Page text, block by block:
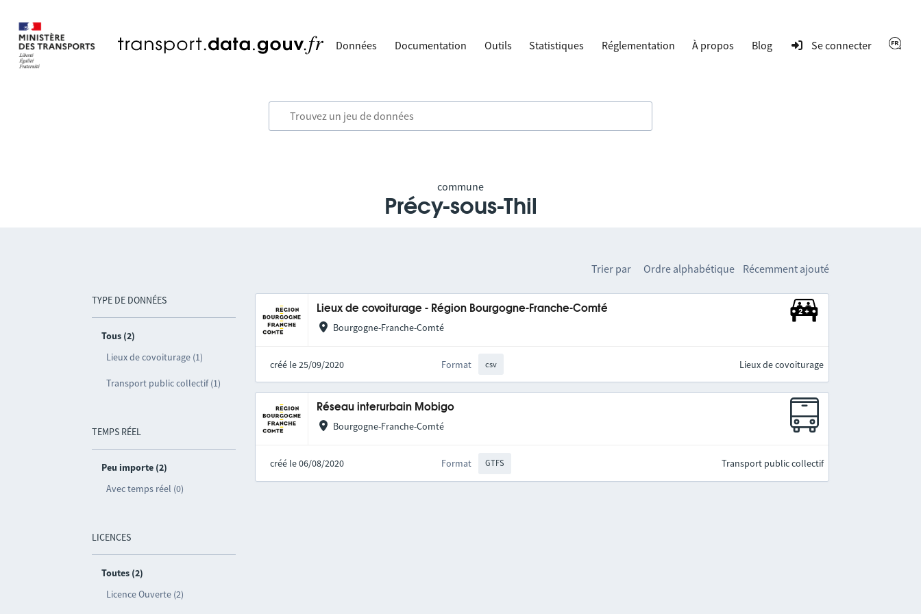
Données Documentation Outils Statistiques Réglementation À propos Blog Se connecter
commune
Précy-sous-Thil
TYPE DE DONNÉES
Tous (2)
Lieux de covoiturage (1)
Transport public collectif (1)
TEMPS RÉEL
Peu importe (2)
Avec temps réel (0)
LICENCES
Toutes (2)
Licence Ouverte (2)
Trier par Ordre alphabétique Récemment ajouté
Lieux de covoiturage - Région Bourgogne-Franche-Comté
Bourgogne-Franche-Comté
créé le 25/09/2020 Format csv Lieux de covoiturage
Réseau interurbain Mobigo
Bourgogne-Franche-Comté
créé le 06/08/2020 Format GTFS Transport public collectif